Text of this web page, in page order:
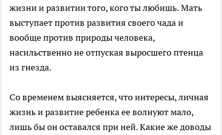
жизни и развитии того, кого ты любишь. Мать
выступает против развития своего чада и
вообще против природы человека,
насильственно не отпуская выросшего птенца
из гнезда.
Со временем выясняется, что интересы, личная
жизнь и развитие ребенка ее волнуют мало,
лишь бы он оставался при ней. Какие же доводы